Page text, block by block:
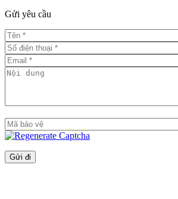
Gửi yêu cầu